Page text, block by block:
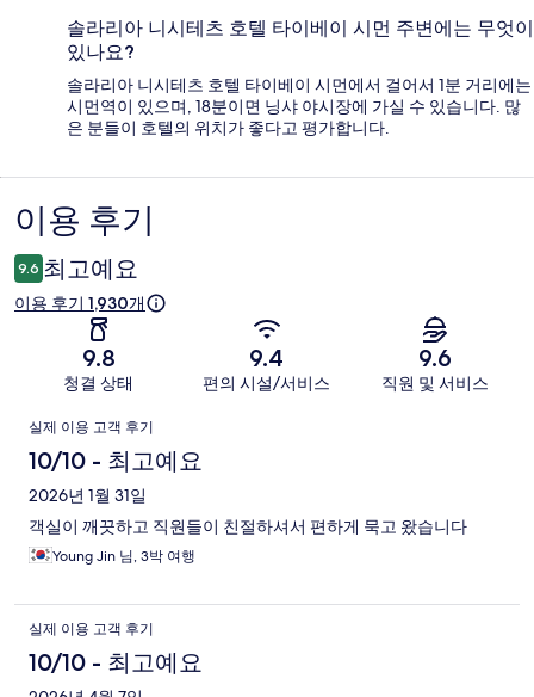
솔라리아 니시테츠 호텔 타이베이 시먼 주변에는 무엇이
있나요?
솔라리아 니시테츠 호텔 타이베이 시먼에서 걸어서 1분 거리에는
시먼역이 있으며, 18분이면 닝샤 야시장에 가실 수 있습니다. 많
은 분들이 호텔의 위치가 좋다고 평가합니다.
이
용
후
이용 후기
9.6 최고예요
이용 후기 1,930개
9.8
청결 상태
9.4
편의 시설/서비스
9.6
직원 및 서비스
이
용
후
기
실제 이용 고객 후기
10/10 - 최고예요
2026년 1월 31일
객실이 깨끗하고 직원들이 친절하셔서 편하게 묵고 왔습니다
Young Jin 님, 3박 여행
실제 이용 고객 후기
10/10 - 최고예요